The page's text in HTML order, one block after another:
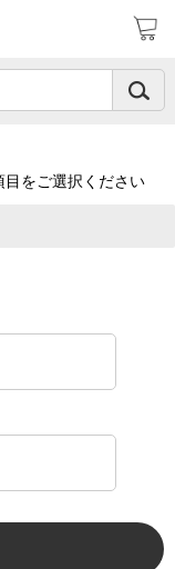
目をご選択ください